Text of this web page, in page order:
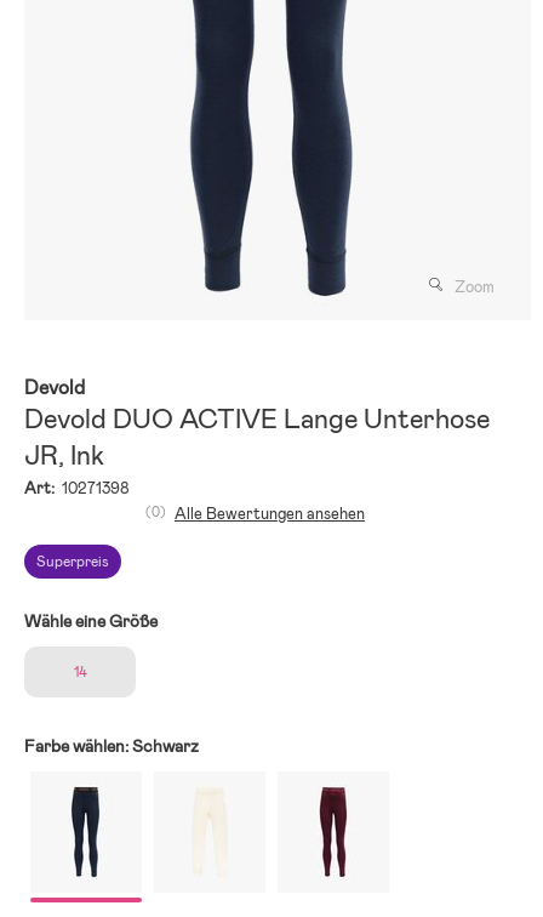
Zoom
Devold
Devold DUO ACTIVE Lange Unterhose
JR, Ink
Art: 10271398
Superpreis
(0) Alle Bewertungen ansehen
Wähle eine Größe
14
Farbe wählen:Schwarz